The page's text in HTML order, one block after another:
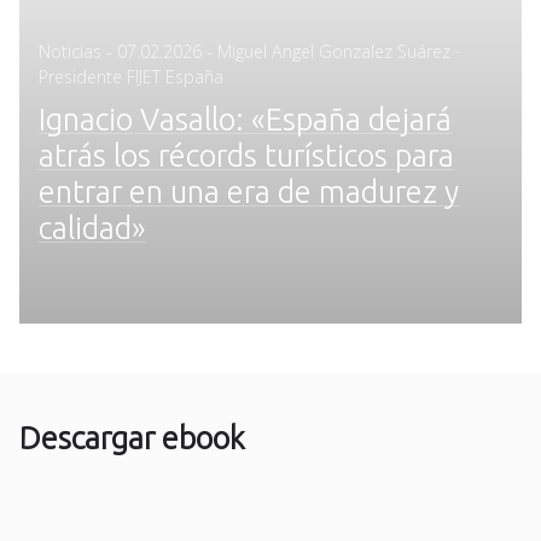
Noticias -
Posted
on
07.02.2026 - Miguel Angel Gonzalez Suárez ·
Presidente FIJET España
Ignacio Vasallo: «España dejará
atrás los récords turísticos para
entrar en una era de madurez y
calidad»
Descargar ebook